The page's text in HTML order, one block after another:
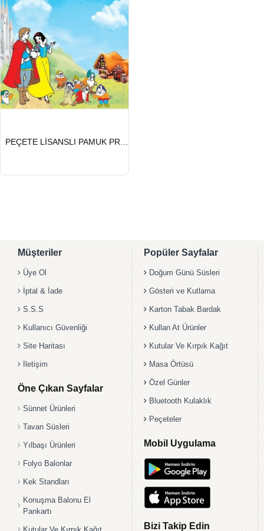
GÖNDERİ
Müşteriler
Üye Ol
İptal & İade
S.S.S
Kullanıcı Güvenliği
Site Haritası
İletişim
Öne Çıkan Sayfalar
Sünnet Ürünleri
Tavan Süsleri
Yılbaşı Ürünleri
Folyo Balonlar
Kek Standları
Konuşma Balonu El
Pankartı
Popüler Sayfalar
Doğum Günü Süsleri
Gösteri ve Kutlama
Karton Tabak Bardak
Kullan At Ürünler
Kutular Ve Kırpık Kağıt
Masa Örtüsü
Özel Günler
Bluetooth Kulaklık
Peçeteler
Mobil Uygulama
Bizi Takip Edin